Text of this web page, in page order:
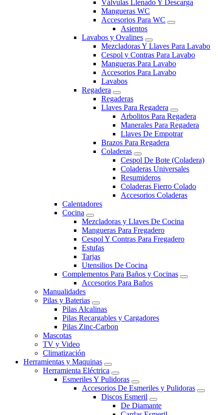
Válvulas Llenado Y Descarga
Mangueras WC
Accesorios Para WC
Asientos
Lavabos y Ovalines
Mezcladoras Y Llaves Para Lavabo
Cespol y Contras Para Lavabo
Mangueras Para Lavabo
Accesorios Para Lavabo
Lavabos
Regadera
Regaderas
Llaves Para Regadera
Arbolitos Para Regadera
Manerales Para Regadera
Llaves De Empotrar
Brazos Para Regadera
Coladeras
Cespol De Bote (Coladera)
Coladeras Universales
Resumideros
Coladeras Fierro Colado
Accesorios Coladeras
Calentadores
Cocina
Mezcladoras y Llaves De Cocina
Mangueras Para Fregadero
Cespol Y Contras Para Fregadero
Estufas
Tarjas
Utensilios De Cocina
Complementos Para Baños y Cocinas
Accesorios Para Baños
Manualidades
Pilas y Baterias
Pilas Alcalinas
Pilas Recargables y Cargadores
Pilas Zinc-Carbon
Mascotas
TV y Video
Climatización
Herramientas y Maquinas
Herramienta Eléctrica
Esmeriles Y Pulidoras
Accesorios De Esmeriles y Pulidoras
Discos Esmeril
De Diamante